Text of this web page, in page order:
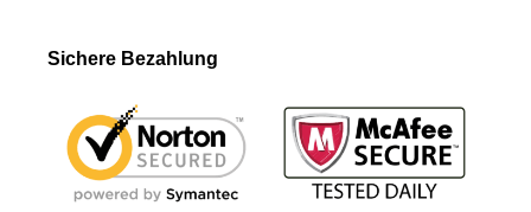
Sichere Bezahlung